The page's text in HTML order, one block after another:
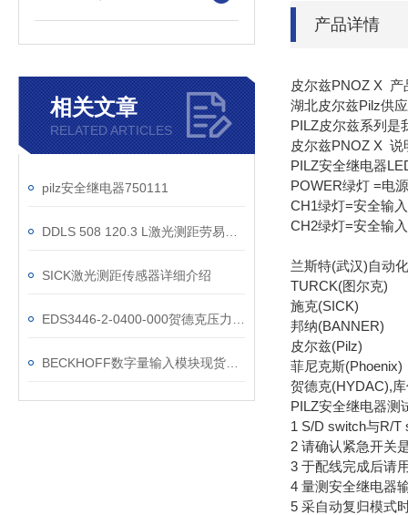
相关文章
RELATED ARTICLES
pilz安全继电器750111
SICK激光测距传感器详细介绍
产品详情
皮尔兹PNOZ X 产
湖北皮尔兹Pilz供
PILZ皮尔兹系列是
皮尔兹PNOZ X 说
PILZ安全继电器
POWER绿灯 =电
CH1绿灯=安全输
CH2绿灯=安全输
兰斯特(武汉)自动
TURCK(图尔克)
施克(SICK)
邦纳(BANNER)
皮尔兹(Pilz)
菲尼克斯(Phoenix)
贺德克(HYDAC),
PILZ安全继电器测
1 S/D switch与R/T
2 请确认紧急开关
3 于配线完成后请
4 量测安全继电器
5 采自动复归模式